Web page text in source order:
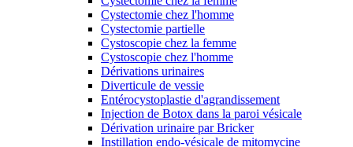
Cystectomie chez l'homme
Cystectomie partielle
Cystoscopie chez la femme
Cystoscopie chez l'homme
Dérivations urinaires
Diverticule de vessie
Entérocystoplastie d'agrandissement
Injection de Botox dans la paroi vésicale
Dérivation urinaire par Bricker
Instillation endo-vésicale de mitomycine